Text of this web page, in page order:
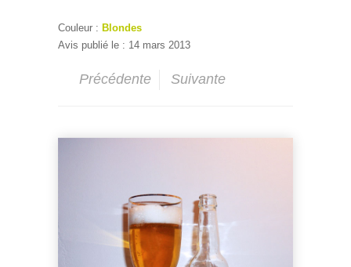
Couleur : Blondes
Avis publié le : 14 mars 2013
Précédente Suivante